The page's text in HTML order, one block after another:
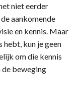
niet eerder
aankomende
en kennis. Maar
hebt, kun je geen
om die kennis
de beweging